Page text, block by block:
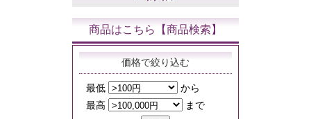
商品はこちら【商品検索】
価格で絞り込む